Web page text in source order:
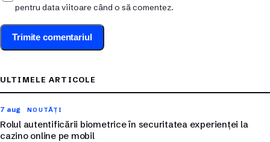
pentru data viitoare când o să comentez.
ULTIMELE ARTICOLE
7 aug NOUTĂȚI
Rolul autentificării biometrice în securitatea experienței la
cazino online pe mobil